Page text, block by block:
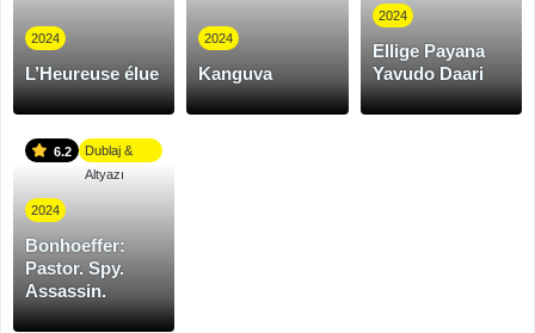
2024
L’Heureuse élue
2024
Kanguva
2024
Ellige Payana
Yavudo Daari
6.2
Dublaj &
Altyazı
2024
Bonhoeffer:
Pastor. Spy.
Assassin.